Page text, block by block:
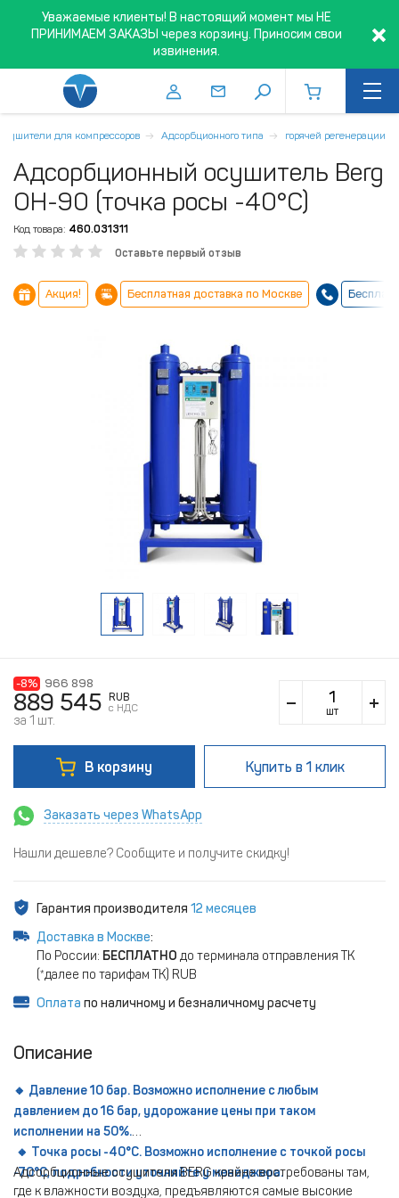
Уважаемые клиенты! В настоящий момент мы НЕ
ПРИНИМАЕМ ЗАКАЗЫ через корзину. Приносим свои
извинения.
для компрессоров Адсорбционного типа горячей регенерации
Адсорбционный осушитель Berg
ОН-90 (точка росы -40°С)
Код товара: 460.031311
Оставьте первый отзыв
Акция! Бесплатная доставка по Москве
-8% 966 898
889 545
RUB
c НДС
за 1 шт.
шт
В корзину Купить в 1 клик
Заказать через WhatsApp
Нашли дешевле? Сообщите и получите скидку!
Гарантия производителя 12 месяцев
Доставка в Москве:
По России: БЕСПЛАТНО до терминала отправления ТК
(*далее по тарифам ТК) RUB
Оплата по наличному и безналичному расчету
Описание
🔸 Давление 10 бар. Возможно исполнение с любым
давлением до 16 бар, удорожание цены при таком
исполнении на 50%.
🔸 Точка росы -40°С. Возможно исполнение с точкой росы
-70°С, подробности уточняйте у менеджера.
Адсорбционные осушители BERG крайне востребованы там,
где к влажности воздуха, предъявляются самые высокие